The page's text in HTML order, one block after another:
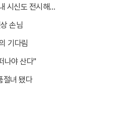
시신도 전시해달
손님
기다림
나야 산다"
절녀 됐다